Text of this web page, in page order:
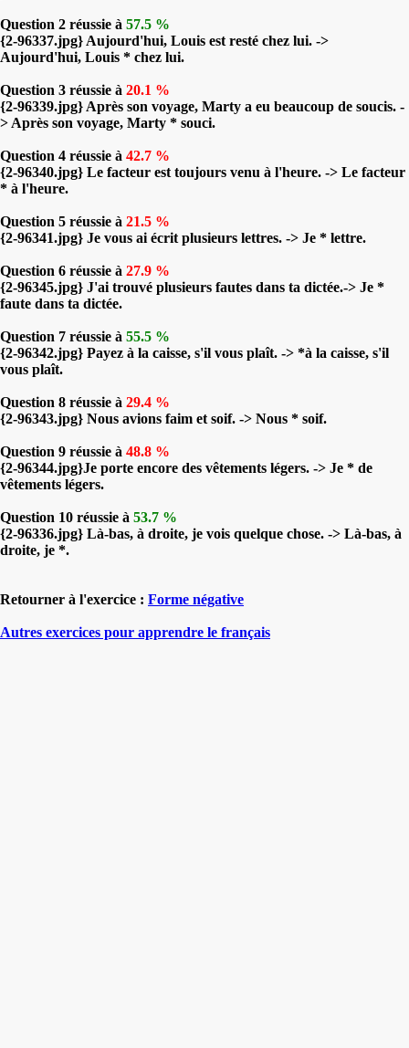
Question 2 réussie à 57.5 %
{2-96337.jpg} Aujourd'hui, Louis est resté chez lui. ->
Aujourd'hui, Louis * chez lui.
Question 3 réussie à 20.1 %
{2-96339.jpg} Après son voyage, Marty a eu beaucoup de soucis. -
> Après son voyage, Marty * souci.
Question 4 réussie à 42.7 %
{2-96340.jpg} Le facteur est toujours venu à l'heure. -> Le facteur
* à l'heure.
Question 5 réussie à 21.5 %
{2-96341.jpg} Je vous ai écrit plusieurs lettres. -> Je * lettre.
Question 6 réussie à 27.9 %
{2-96345.jpg} J'ai trouvé plusieurs fautes dans ta dictée.-> Je *
faute dans ta dictée.
Question 7 réussie à 55.5 %
{2-96342.jpg} Payez à la caisse, s'il vous plaît. -> *à la caisse, s'il
vous plaît.
Question 8 réussie à 29.4 %
{2-96343.jpg} Nous avions faim et soif. -> Nous * soif.
Question 9 réussie à 48.8 %
{2-96344.jpg}Je porte encore des vêtements légers. -> Je * de
vêtements légers.
Question 10 réussie à 53.7 %
{2-96336.jpg} Là-bas, à droite, je vois quelque chose. -> Là-bas, à
droite, je *.
Retourner à l'exercice : Forme négative
Autres exercices pour apprendre le français